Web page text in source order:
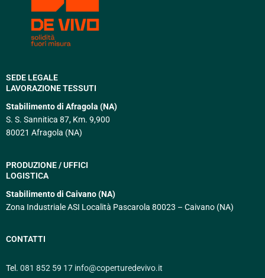
SEDE LEGALE
LAVORAZIONE TESSUTI
Stabilimento di Afragola (NA)
S. S. Sannitica 87, Km. 9,900
80021 Afragola (NA)
PRODUZIONE / UFFICI
LOGISTICA
Stabilimento di Caivano (NA)
Zona Industriale ASI Località Pascarola 80023 – Caivano (NA)
CONTATTI
Tel. 081 852 59 17 info@coperturedevivo.it